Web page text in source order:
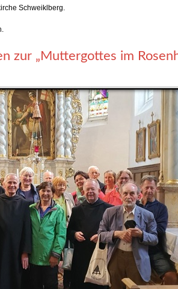
Schweiklberg.
zur „Muttergottes im